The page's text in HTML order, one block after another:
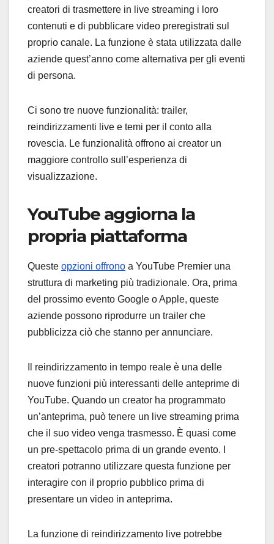
creatori di trasmettere in live streaming i loro
contenuti e di pubblicare video preregistrati sul
proprio canale. La funzione è stata utilizzata dalle
aziende quest’anno come alternativa per gli eventi
di persona.
Ci sono tre nuove funzionalità: trailer,
reindirizzamenti live e temi per il conto alla
rovescia. Le funzionalità offrono ai creator un
maggiore controllo sull’esperienza di
visualizzazione.
YouTube aggiorna la
propria piattaforma
Queste opzioni offrono a YouTube Premier una
struttura di marketing più tradizionale. Ora, prima
del prossimo evento Google o Apple, queste
aziende possono riprodurre un trailer che
pubblicizza ciò che stanno per annunciare.
Il reindirizzamento in tempo reale è una delle
nuove funzioni più interessanti delle anteprime di
YouTube. Quando un creator ha programmato
un’anteprima, può tenere un live streaming prima
che il suo video venga trasmesso. È quasi come
un pre-spettacolo prima di un grande evento. I
creatori potranno utilizzare questa funzione per
interagire con il proprio pubblico prima di
presentare un video in anteprima.
La funzione di reindirizzamento live potrebbe